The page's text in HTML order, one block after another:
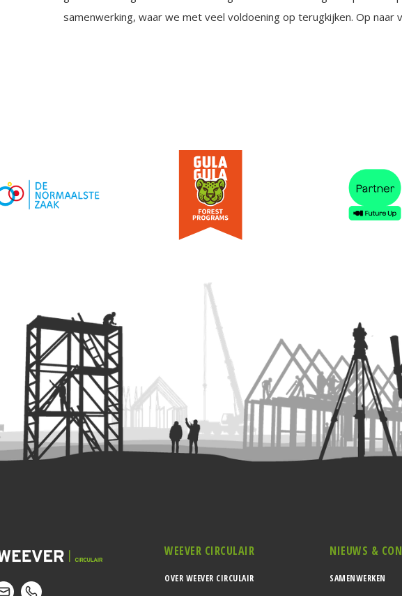
samenwerking, waar we met veel voldoening op terugkijken. Op naar
WEEVER CIRCULAIR
OVER WEEVER CIRCULAIR
NIEUWS &
SAMENWERKEN